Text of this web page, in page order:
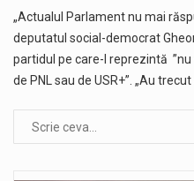
„Actualul Parlament nu mai
deputatul social-democrat
partidul pe care-l reprezintă
de PNL sau de USR+”. „Au